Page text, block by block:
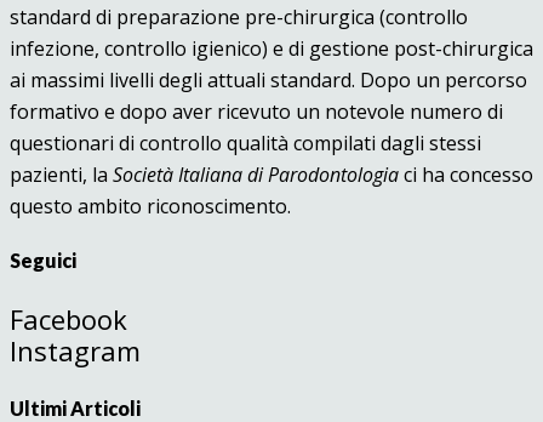
standard di preparazione pre-chirurgica (controllo
infezione, controllo igienico) e di gestione post-chirurgica
ai massimi livelli degli attuali standard. Dopo un percorso
formativo e dopo aver ricevuto un notevole numero di
questionari di controllo qualità compilati dagli stessi
pazienti, la Società Italiana di Parodontologiaci ha concesso
questo ambito riconoscimento.
Seguici
Facebook
Instagram
Ultimi Articoli